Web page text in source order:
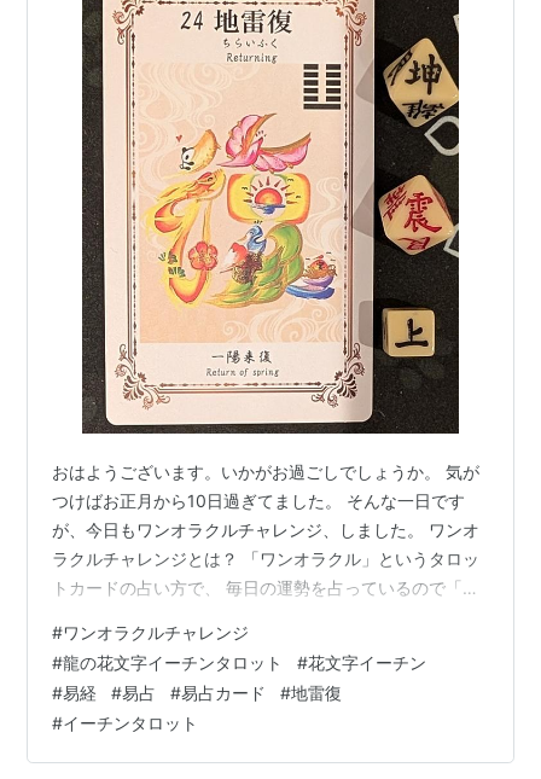
おはようございます。いかがお過ごしでしょうか。 気が
つけばお正月から10日過ぎてました。 そんな一日です
が、今日もワンオラクルチャレンジ、しました。 ワンオ
ラクルチャレンジとは？ 「ワンオラクル」というタロッ
トカードの占い方で、 毎日の運勢を占っているので「ワ
ットカード（易占カード）「龍の花文字I-ChingTarot」で
毎朝占ってます。 下の写真が本日実際に占ったカードで
す。 本日は地雷復（ちらいふく）上爻でした。 イメージ
ワード：一陽来復 復は「戻る・巡り直す」。 上爻は、復
の流れが行き過ぎる地点。 今日は、 回復の兆しが見えた
#ワンオラクルチャレンジ
#龍の花文字イーチンタロット #花文字イーチン
#易経 #易占 #易占カード #地雷復
#イーチンタロット